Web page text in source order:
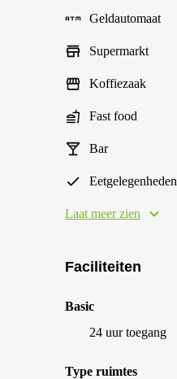
Geldautomaat
Supermarkt
Koffiezaak
Fast food
Bar
Eetgelegenheden
Laat meer zien
Faciliteiten
Basic
24 uur toegang
Type ruimtes